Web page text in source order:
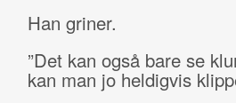
Han griner.
”Det kan også bare se
kan man jo heldigvis